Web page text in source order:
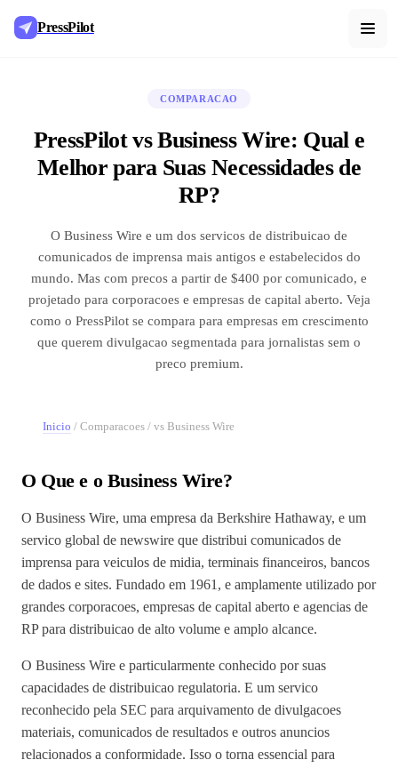
PressPilot
COMPARACAO
PressPilot vs Business Wire: Qual e
Melhor para Suas Necessidades de
RP?
O Business Wire e um dos servicos de distribuicao de
comunicados de imprensa mais antigos e estabelecidos do
mundo. Mas com precos a partir de $400 por comunicado, e
projetado para corporacoes e empresas de capital aberto. Veja
como o PressPilot se compara para empresas em crescimento
que querem divulgacao segmentada para jornalistas sem o
preco premium.
Inicio / Comparacoes / vs Business Wire
O Que e o Business Wire?
O Business Wire, uma empresa da Berkshire Hathaway, e um
servico global de newswire que distribui comunicados de
imprensa para veiculos de midia, terminais financeiros, bancos
de dados e sites. Fundado em 1961, e amplamente utilizado por
grandes corporacoes, empresas de capital aberto e agencias de
RP para distribuicao de alto volume e amplo alcance.
O Business Wire e particularmente conhecido por suas
capacidades de distribuicao regulatoria. E um servico
reconhecido pela SEC para arquivamento de divulgacoes
materiais, comunicados de resultados e outros anuncios
relacionados a conformidade. Isso o torna essencial para